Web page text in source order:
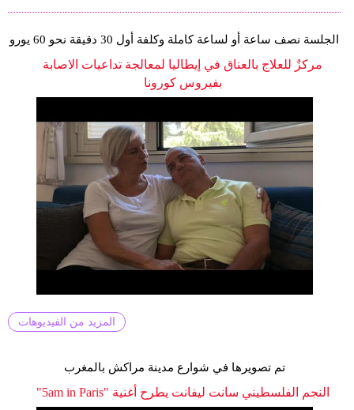
الجلسة نصف ساعة أو لساعة كاملة وكلفة أول 30 دقيقة نحو 60 يورو
مركزٌ للعلاج بالعناق في إيطاليا لمعالجة تداعيات الاصابة
بفيروس كورونا
المزيد من الفيديوهات
تم تصويرها في شوارع مدينة مراكش بالمغرب
النجم الفلسطيني سانت ليفانت يطرح أغنية "5am in Paris"